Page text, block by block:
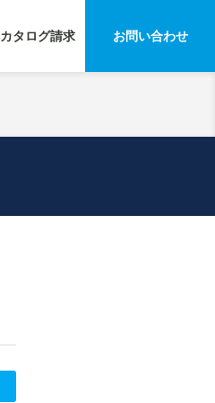
カタログ請求 お問い合わせ